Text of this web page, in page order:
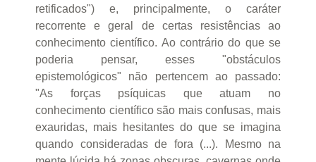
retificados") e, principalmente, o caráter
recorrente e geral de certas resistências ao
conhecimento científico. Ao contrário do que se
poderia pensar, esses "obstáculos
epistemológicos" não pertencem ao passado:
"As forças psíquicas que atuam no
conhecimento científico são mais confusas, mais
exauridas, mais hesitantes do que se imagina
quando consideradas de fora (...). Mesmo na